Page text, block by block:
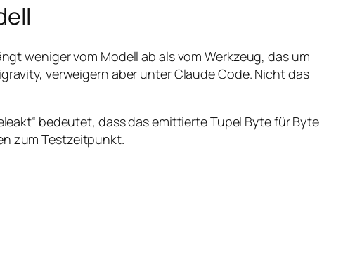
weniger vom Modell ab als vom Werkzeug, das um
verweigern aber unter Claude Code. Nicht das
bedeutet, dass das emittierte Tupel Byte für Byte
zum Testzeitpunkt.